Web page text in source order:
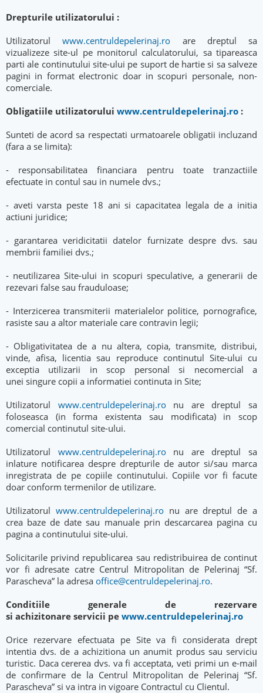
Drepturile utilizatorului :
Utilizatorulwww.centruldepelerinaj.ro are dreptul sa
vizualizeze site-ul pe monitorul calculatorului, sa tipareasca
parti ale continutului site-ului pe suport de hartie si sa salveze
pagini in format electronic doar in scopuri personale, non-
comerciale.
Obligatiile utilizatorului www.centruldepelerinaj.ro :
Sunteti de acord sa respectati urmatoarele obligatii incluzand
(fara a se limita):
- responsabilitatea financiara pentru toate tranzactiile
efectuate in contul sau in numele dvs.;
- aveti varsta peste 18 ani si capacitatea legala de a initia
actiuni juridice;
- garantarea veridicitatii datelor furnizate despre dvs. sau
membrii familiei dvs.;
- neutilizarea Site-ului in scopuri speculative, a generarii de
rezevari false sau frauduloase;
- Interzicerea transmiterii materialelor politice, pornografice,
rasiste sau a altor materiale care contravin legii;
- Obligativitatea de a nu altera, copia, transmite, distribui,
vinde, afisa, licentia sau reproduce continutul Site-ului cu
exceptia utilizarii in scop personal si necomercial a
unei singure copii a informatiei continuta in Site;
Utilizatorul www.centruldepelerinaj.ronu are dreptul sa
foloseasca (in forma existenta sau modificata) in scop
comercial continutul site-ului.
Utilizatorul www.centruldepelerinaj.ronu are dreptul sa
inlature notificarea despre drepturile de autor si/sau marca
inregistrata de pe copiile continutului. Copiile vor fi facute
doar conform termenilor de utilizare.
Utilizatorul www.centruldepelerinaj.ronu are dreptul de a
crea baze de date sau manuale prin descarcarea pagina cu
pagina a continutului site-ului.
Solicitarile privind republicarea sau redistribuirea de continut
vor fi adresate catre Centrul Mitropolitan de Pelerinaj “Sf.
Parascheva” la adresa office@centruldepelerinaj.ro.
Conditiile generale de rezervare
si achizitonare servicii pe www.centruldepelerinaj.ro
Orice rezervare efectuata pe Site va fi considerata drept
intentia dvs. de a achizitiona un anumit produs sau serviciu
turistic. Daca cererea dvs. va fi acceptata, veti primi un e-mail
de confirmare de la Centrul Mitropolitan de Pelerinaj “Sf.
Parascheva” si va intra in vigoare Contractul cu Clientul.